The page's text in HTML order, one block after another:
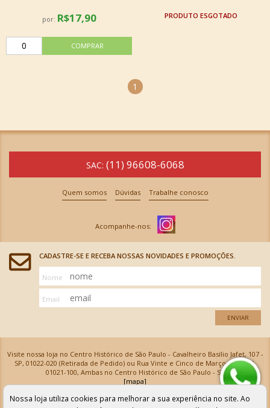
por: R$17,90 ESGOTADO
1
SAC: (11) 96608-6068
Quem somos Dúvidas Trabalhe conosco
CADASTRE-SE E RECEBA NOSSAS NOVIDADES E PROMOÇÕES.
Nome
Email
ENVIAR
Visite nossa loja no Centro Histórico de São Paulo - Cavalheiro Basílio Jafet, 107 -
SP, 01022-020 (Retirada de Pedido) ou Rua Vinte e Cinco de Março, 576 - SP,
01021-100, Ambas no Centro Histórico de São Paulo - SP
[mapa]
Armarinhos Santa Cecília Ltda | CNPJ: 61.069.639/0001-18
Os preços e as condições de pagamento apresentadas na loja virtual não valem para nossa loja física e
Nossa loja utiliza cookies para melhorar a sua experiência no site. Ao